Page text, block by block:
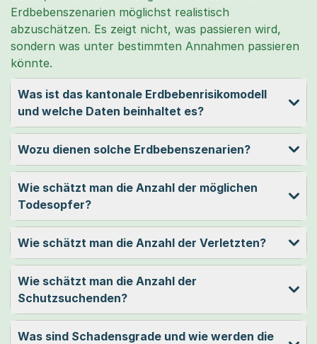
Erdbebenszenarien möglichst realistisch
abzuschätzen. Es zeigt nicht, was passieren wird,
sondern was unter bestimmten Annahmen passieren
könnte.
Was ist das kantonale Erdbebenrisikomodell
und welche Daten beinhaltet es?
Wozu dienen solche Erdbebenszenarien?
Wie schätzt man die Anzahl der möglichen
Todesopfer?
Wie schätzt man die Anzahl der Verletzten?
Wie schätzt man die Anzahl der
Schutzsuchenden?
Was sind Schadensgrade und wie werden die